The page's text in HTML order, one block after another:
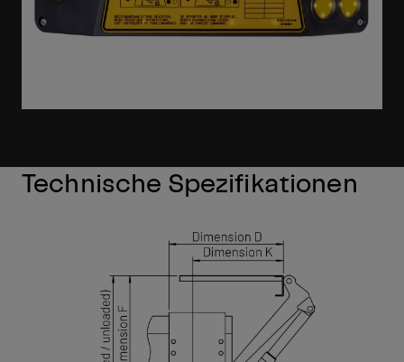
Technische Spezifikationen